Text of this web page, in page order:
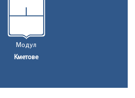
Модул
Кметове